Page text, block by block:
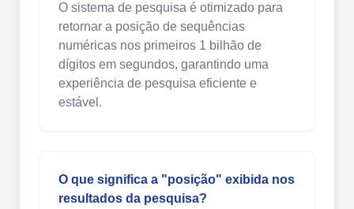
O sistema de pesquisa é otimizado para
retornar a posição de sequências
numéricas nos primeiros 1 bilhão de
dígitos em segundos, garantindo uma
experiência de pesquisa eficiente e
estável.
O que significa a "posição" exibida nos
resultados da pesquisa?